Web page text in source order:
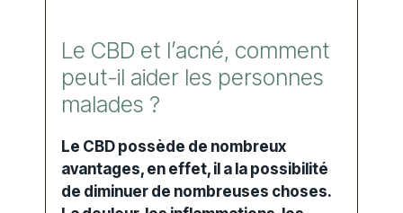
Le CBD et l’acné, comment
peut-il aider les personnes
malades ?
Le CBD possède de nombreux
avantages, en effet, il a la possibilité
de diminuer de nombreuses choses.